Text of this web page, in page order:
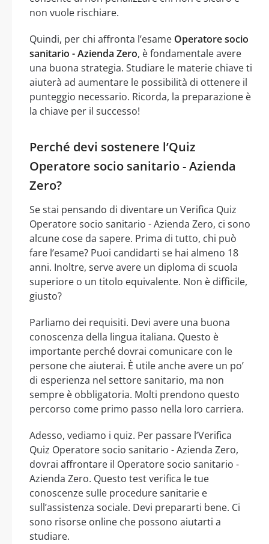
non vuole rischiare.
Quindi, per chi affronta l’esame Operatore socio
sanitario - Azienda Zero, è fondamentale avere
una buona strategia. Studiare le materie chiave ti
aiuterà ad aumentare le possibilità di ottenere il
punteggio necessario. Ricorda, la preparazione è
la chiave per il successo!
Perché devi sostenere l’Quiz
Operatore socio sanitario - Azienda
Zero?
Se stai pensando di diventare un Verifica Quiz
Operatore socio sanitario - Azienda Zero, ci sono
alcune cose da sapere. Prima di tutto, chi può
fare l’esame? Puoi candidarti se hai almeno 18
anni. Inoltre, serve avere un diploma di scuola
superiore o un titolo equivalente. Non è difficile,
giusto?
Parliamo dei requisiti. Devi avere una buona
conoscenza della lingua italiana. Questo è
importante perché dovrai comunicare con le
persone che aiuterai. È utile anche avere un po’
di esperienza nel settore sanitario, ma non
sempre è obbligatoria. Molti prendono questo
percorso come primo passo nella loro carriera.
Adesso, vediamo i quiz. Per passare l’Verifica
Quiz Operatore socio sanitario - Azienda Zero,
dovrai affrontare il Operatore socio sanitario -
Azienda Zero. Questo test verifica le tue
conoscenze sulle procedure sanitarie e
sull’assistenza sociale. Devi prepararti bene. Ci
sono risorse online che possono aiutarti a
studiare.